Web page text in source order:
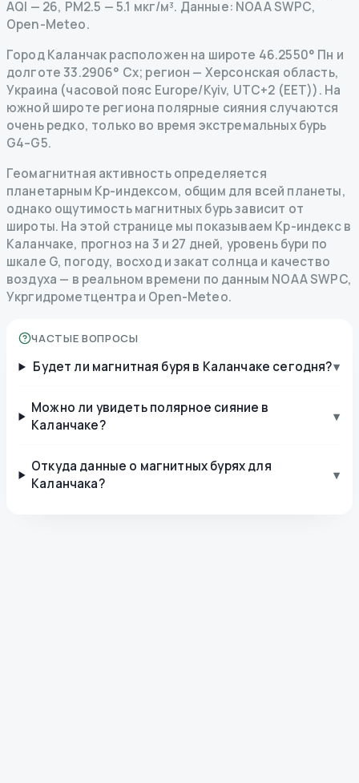
AQI — 26, PM2.5 — 5.1 мкг/м³. Данные: NOAA SWPC,
Open-Meteo.
Город Каланчак расположен на широте 46.2550° Пн и
долготе 33.2906° Сх; регион — Херсонская область,
Украина (часовой пояс Europe/Kyiv, UTC+2 (EET)). На
южной широте региона полярные сияния случаются
очень редко, только во время экстремальных бурь
G4–G5.
Геомагнитная активность определяется
планетарным Kp-индексом, общим для всей планеты,
однако ощутимость магнитных бурь зависит от
широты. На этой странице мы показываем Kp-индекс в
Каланчаке, прогноз на 3 и 27 дней, уровень бури по
шкале G, погоду, восход и закат солнца и качество
воздуха — в реальном времени по данным NOAA SWPC,
Укргидрометцентра и Open-Meteo.
ЧАСТЫЕ ВОПРОСЫ
Будет ли магнитная буря в Каланчаке сегодня?▾
Можно ли увидеть полярное сияние в
Каланчаке?
▾
Откуда данные о магнитных бурях для
Каланчака?
▾